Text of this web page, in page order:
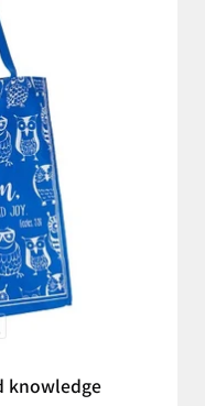
knowledge